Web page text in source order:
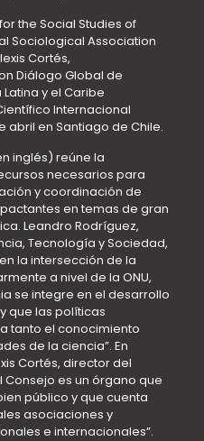
the Social Studies of
Sociological Association
Cortés,
Diálogo Global de
y el Caribe
Internacional
abril en Santiago de Chile.
inglés) reúne la
necesarios para
y coordinación de
en temas de gran
Leandro Rodríguez,
Tecnología y Sociedad,
la intersección de la
a nivel de la ONU,
se integre en el desarrollo
que las políticas
tanto el conocimiento
de la ciencia”. En
Cortés, director del
es un órgano que
público y que cuenta
asociaciones y
e internacionales”.